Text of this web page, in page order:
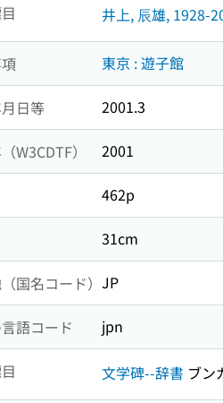
井上, 辰雄, 1928-
東京 : 遊子館
日等 2001.3
W3CDTF） 2001
462p
31cm
国名コード） JP
語コード jpn
文学碑--辞書 ブン